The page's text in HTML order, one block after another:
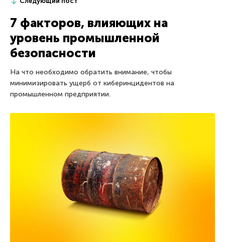
7 факторов, влияющих на
уровень промышленной
безопасности
На что необходимо обратить внимание, чтобы
минимизировать ущерб от киберинцидентов на
промышленном предприятии.